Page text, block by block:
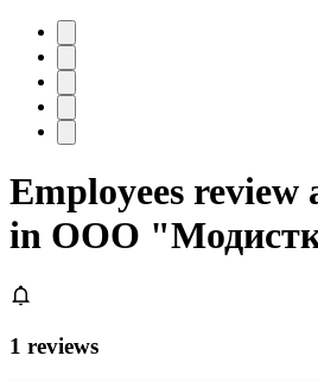
Employees
in ООО
1 reviews